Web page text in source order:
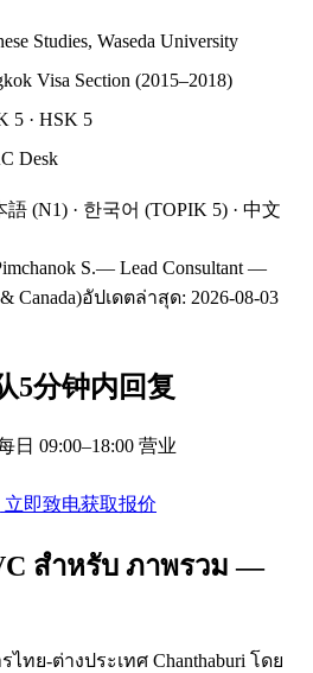
Studies, Waseda University
Visa Section (2015–2018)
5 · HSK 5
Desk
語 (N1) · 한국어 (TOPIK 5) · 中文
S.— Lead Consultant —
Canada)อัปเดตล่าสุด: 2026-08-03
5分钟内回复
日 09:00–18:00 营业
立即致电获取报价
สำหรับ ภาพรวม —
ไทย-ต่างประเทศ Chanthaburi โดย